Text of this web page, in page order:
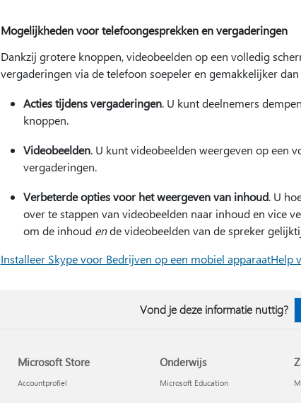
Mogelijkheden voor telefoongesprekken en vergaderingen
Dankzij grotere knoppen, videobeelden op een volledig
vergaderingen via de telefoon soepeler en gemakkelijker
Acties tijdens vergaderingen. U kunt deelnemers
knoppen.
Videobeelden. U kunt videobeelden weergeven op een
vergaderingen.
Verbeterde opties voor het weergeven van inhoud. U
over te stappen van videobeelden naar inhoud en vice
om de inhoud ende videobeelden van de spreker
Installeer Skype voor Bedrijven op een mobiel apparaatHelp
Vond je deze informatie nuttig?
Microsoft Store
Accountprofiel
Onderwijs
Microsoft Education